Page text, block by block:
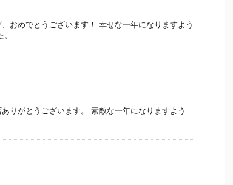
おめでとうございます！ 幸せな一年になりますよう
りがとうございます。 素敵な一年になりますよう